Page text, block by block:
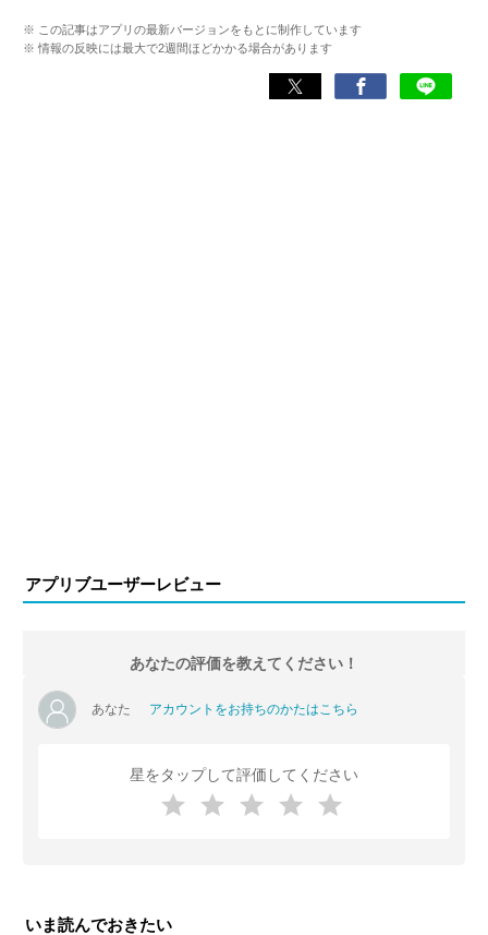
日常生活をより豊かにするヘルスケアアプリの活用法を、
メディアや講演を通じて広く発信している。
※ この記事はアプリの最新バージョンをもとに制作しています
※ 情報の反映には最大で2週間ほどかかる場合があります
アプリブユーザーレビュー
あなたの評価を教えてください！
あなた アカウントをお持ちのかたはこちら
星をタップして評価してください
いま読んでおきたい